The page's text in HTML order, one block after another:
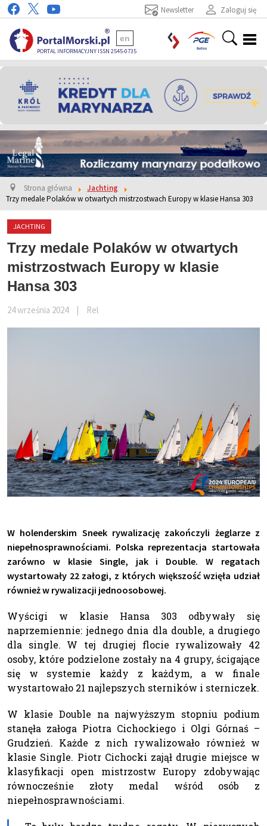
Zaloguj się
Newsletter
PORTAL INFORMACYJNY ISSN 2545-0735
en
Strona główna
Jachting
Trzy medale Polaków w otwartych mistrzostwach Europy w klasie Hansa 303
JACHTING
Trzy medale Polaków w otwartych
mistrzostwach Europy w klasie
Hansa 303
24 września 2024 Rel
W holenderskim Sneek rywalizację zakończyli żeglarze z
niepełnosprawnościami. Polska reprezentacja startowała
zarówno w klasie Single, jak i Double. W regatach
wystartowały 22 załogi, z których większość wzięła udział
również w rywalizacji jednoosobowej.
Wyścigi w klasie Hansa 303 odbywały się
naprzemiennie: jednego dnia dla double, a drugiego
dla single. W tej drugiej flocie rywalizowały 42
osoby, które podzielone zostały na 4 grupy, ścigające
się w systemie każdy z każdym, a w finale
wystartowało 21 najlepszych sterników i sterniczek.
W klasie Double na najwyższym stopniu podium
stanęła załoga Piotra Cichockiego i Olgi Górnaś –
Grudzień. Każde z nich rywalizowało również w
klasie Single. Piotr Cichocki zajął drugie miejsce w
klasyfikacji open mistrzostw Europy zdobywając
równocześnie złoty medal wśród osób z
niepełnosprawnościami.